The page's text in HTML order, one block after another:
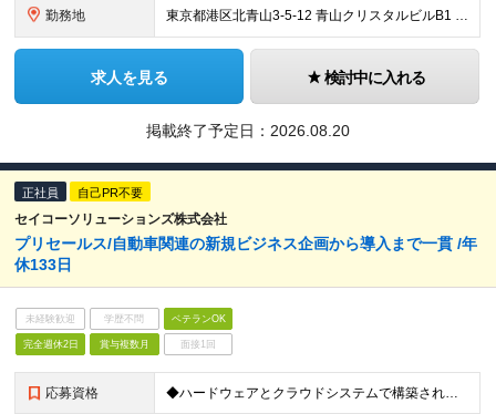
勤務地 東京都港区北青山3-5-12 青山クリスタルビルB1 ※配属組織や担当プロジェクトにより異なる場合がございます。
求人を見る 検討中に入れる
掲載終了予定日： 2026.08.20
正社員 自己PR不要
セイコーソリューションズ株式会社
プリセールス/自動車関連の新規ビジネス企画から導入まで一貫 /年
休133日
未経験歓迎 学歴不問 ベテランOK
完全週休2日 賞与複数月 面接1回
応募資格 ◆ハードウェアとクラウドシステムで構築されたサービスの営業経験または開発経験 ◆クラウド基本知識（AWSが望ましい）、Webサービス設計の基本知識 ◆市場ニーズや課題の分析力 ◆新しいシステム技術への